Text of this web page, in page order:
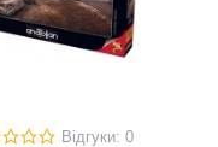
Відгуки: 0